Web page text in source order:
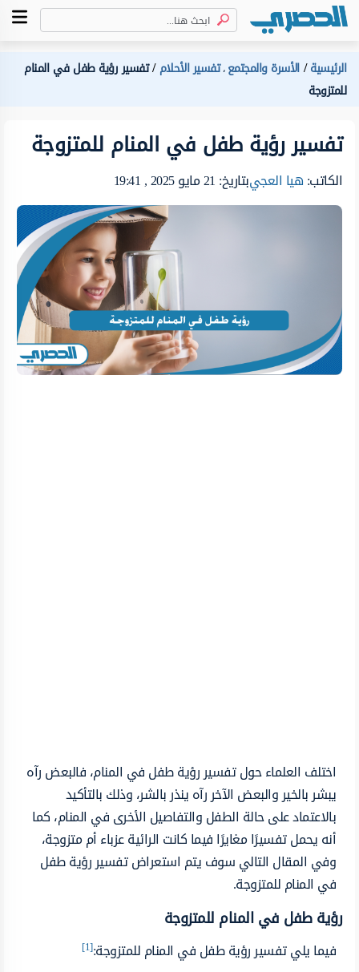
الرئيسية الأسرة والمجتمع،تفسير الأحلام تفسير رؤية طفل في المنام
للمتزوجة
تفسير رؤية طفل في المنام للمتزوجة
الكاتب:هيا العجيبتاريخ: 21 مايو 2025 , 19:41
اختلف العلماء حول تفسير رؤية طفل في المنام، فالبعض رآه
يبشر بالخير والبعض الآخر رآه ينذر بالشر، وذلك بالتأكيد
بالاعتماد على حالة الطفل والتفاصيل الأخرى في المنام، كما
أنه يحمل تفسيرًا مغايرًا فيما كانت الرائية عزباء أم متزوجة،
وفي المقال التالي سوف يتم استعراض تفسير رؤية طفل
في المنام للمتزوجة.
رؤية طفل في المنام للمتزوجة
فيما يلي تفسير رؤية طفل في المنام للمتزوجة:[1]